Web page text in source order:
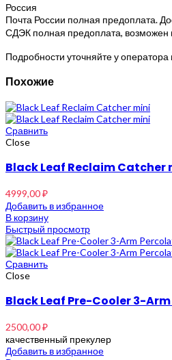
Россия
Почта России полная предоплата.
СДЭК полная предоплата, возможен
Подробности уточняйте у оператора
Похожие
Сравнить
Close
Black Leaf Reclaim Catcher
4999,00₽
Добавить в избранное
В корзину
Быстрый просмотр
Сравнить
Close
Black Leaf Pre-Cooler 3-
2500,00₽
качественный прекулер
Добавить в избранное